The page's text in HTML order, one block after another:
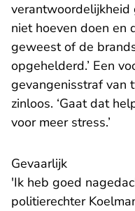
verantwoordelijkheid
niet hoeven doen en
geweest of de
opgehelderd.’ Een
gevangenisstraf van
zinloos. ‘Gaat dat
voor meer stress.’
Gevaarlijk
'Ik heb goed
politierechter